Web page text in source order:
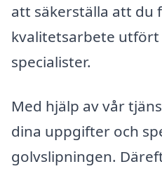
att säkerställa att du
kvalitetsarbete utfört
specialister.
Med hjälp av vår
dina uppgifter och
golvslipningen.